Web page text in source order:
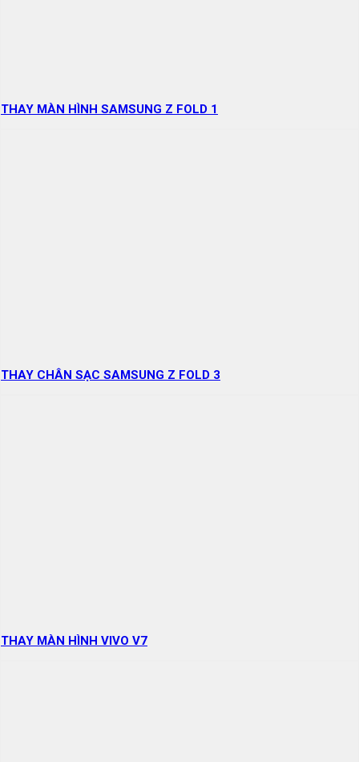
THAY MÀN HÌNH SAMSUNG Z FOLD 1
THAY CHÂN SẠC SAMSUNG Z FOLD 3
THAY MÀN HÌNH VIVO V7